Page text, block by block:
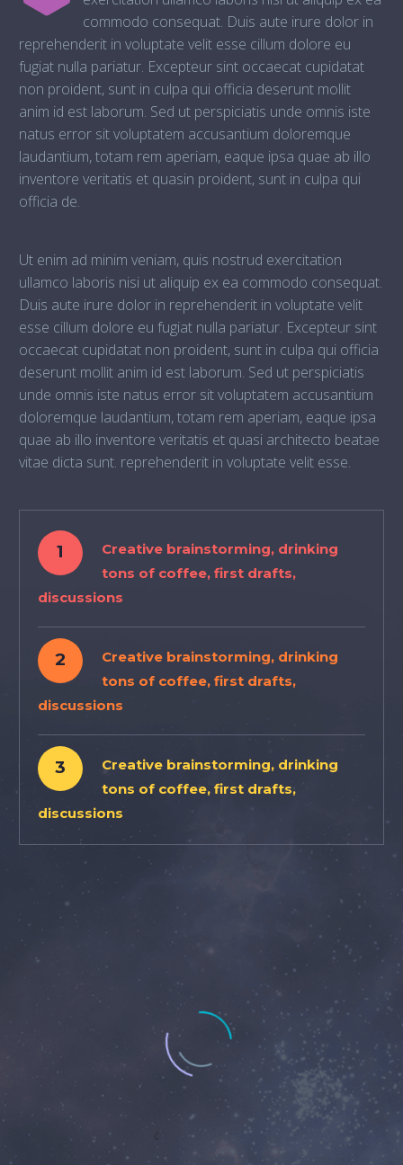
commodo consequat. Duis aute irure dolor in
reprehenderit in voluptate velit esse cillum dolore eu
fugiat nulla pariatur. Excepteur sint occaecat cupidatat
non proident, sunt in culpa qui officia deserunt mollit
anim id est laborum. Sed ut perspiciatis unde omnis iste
natus error sit voluptatem accusantium doloremque
laudantium, totam rem aperiam, eaque ipsa quae ab illo
inventore veritatis et quasin proident, sunt in culpa qui
officia de.
Ut enim ad minim veniam, quis nostrud exercitation
ullamco laboris nisi ut aliquip ex ea commodo consequat.
Duis aute irure dolor in reprehenderit in voluptate velit
esse cillum dolore eu fugiat nulla pariatur. Excepteur sint
occaecat cupidatat non proident, sunt in culpa qui officia
deserunt mollit anim id est laborum. Sed ut perspiciatis
unde omnis iste natus error sit voluptatem accusantium
doloremque laudantium, totam rem aperiam, eaque ipsa
quae ab illo inventore veritatis et quasi architecto beatae
vitae dicta sunt. reprehenderit in voluptate velit esse.
1
Creative brainstorming, drinking
tons of coffee, first drafts,
discussions
2
Creative brainstorming, drinking
tons of coffee, first drafts,
discussions
3
Creative brainstorming, drinking
tons of coffee, first drafts,
discussions